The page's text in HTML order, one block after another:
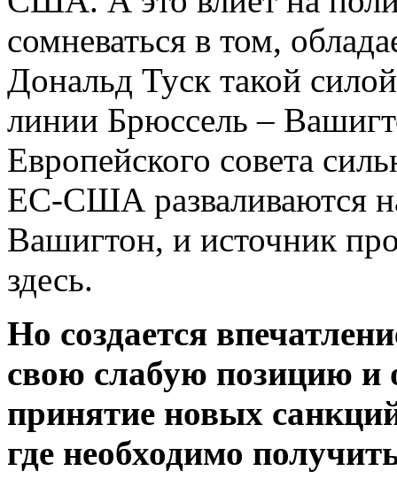
сомневаться в том,
Дональд Туск такой
линии Брюссель –
Европейского совета
ЕС-США разваливаются
Вашигтон, и источник
здесь.
Но создается
свою слабую позицию и
принятие новых
где необходимо